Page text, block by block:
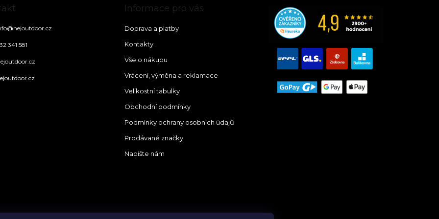
@nejoutdoor.cz
341 581
Informace pro vás
Doprava a platby
Kontakty
Vše o nákupu
Vrácení, výměna a reklamace
Velikostní tabulky
Obchodní podmínky
Podmínky ochrany osobních údajů
Prodávané značky
Napište nám